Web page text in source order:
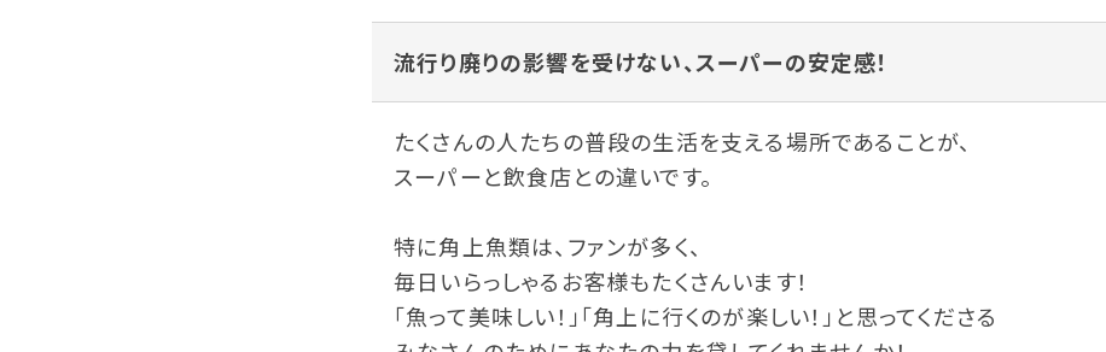
流行り廃りの影響を受けない、スーパーの安定感！
たくさんの人たちの普段の生活を支える場所であることが、
スーパーと飲食店との違いです。
特に角上魚類は、ファンが多く、
毎日いらっしゃるお客様もたくさんいます！
「魚って美味しい！」「角上に行くのが楽しい！」と思ってくださる